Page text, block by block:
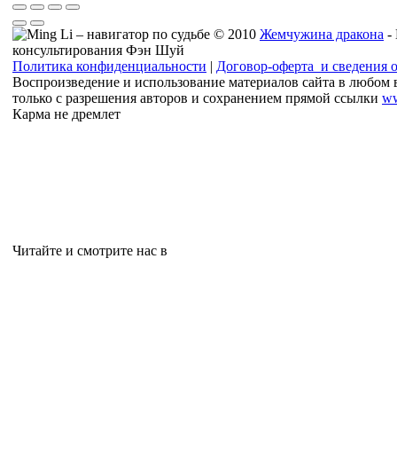
© 2010 Жемчужина дракона -
консультирования Фэн Шуй
Политика конфиденциальности | Договор-оферта и сведения
Воспроизведение и использование материалов сайта в любом
только с разрешения авторов и сохранением прямой ссылки
Карма не дремлет
Читайте и смотрите нас в